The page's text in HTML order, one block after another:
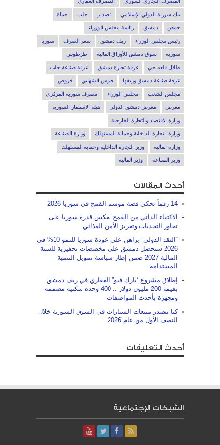
بنك سورية الدولي الإسلامي تصدير حلب حماة
حمص دمشق رئاسة مجلس الوزراء
رئيس مجلس الوزراء ريف دمشق سعر الصرف سوريا
سورية سوق دمشق للأوراق المالية طرطوس
طلال قلعه جي غرفة تجارة دمشق غرفة صناعة حلب
غرفة صناعة دمشق وريفها فارس الشهابي قروض
مجلس الشعب مجلس الوزراء مصرف سورية المركزي
معرض معرض دمشق الدولي هيئة الاستثمار السورية
وزارة الاقتصاد والتجارة الخارجية
وزارة التجارة الداخلية وحماية المستهلك وزارة الصناعة
وزارة المالية وزير التجارة الداخلية وحماية المستهلك
وزير الصناعة وزير المالية
أحدث المقالات
14 رقماً تحكي قصة موسم القمح في سوريا 2026
الاكتفاء الذاتي من القمح يعكس قدرة سوريا على
تجاوز التحديات ‏وتعزيز الأمن الغذائي
“النقد الدولي” يراهن على عودة سوريا للنمو 10% في
2026 ستحصل دمشق على مخصصات تحفيزية للسنة
المالية 2027 ضمن إطار سياسة تمويل التنمية
المستدامة
إطلاق مشروع “بارك فيو” العقاري في ريف دمشق
بقيمة 200 مليون دولار .. 400 وحدة سكنية مصممة
ومجهزة بأحدث المواصفات
كيا تتصدر مبيعات السيارات في السوق السورية خلال
النصف الأول من عام 2026
أحدث التعليقات
الشبكات الإجتماعية